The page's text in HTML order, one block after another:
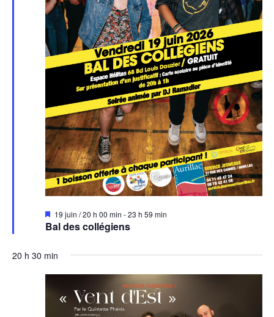
Bal des collégiens
Mis
en
avant
19 juin / 20 h 00 min -23 h 59 min
20 h 30 min